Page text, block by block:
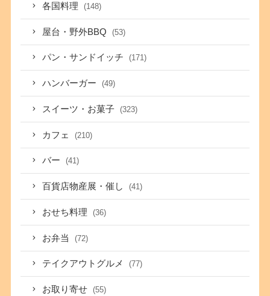
各国料理 (148)
屋台・野外BBQ (53)
パン・サンドイッチ (171)
ハンバーガー (49)
スイーツ・お菓子 (323)
カフェ (210)
バー (41)
百貨店物産展・催し (41)
おせち料理 (36)
お弁当 (72)
テイクアウトグルメ (77)
お取り寄せ (55)